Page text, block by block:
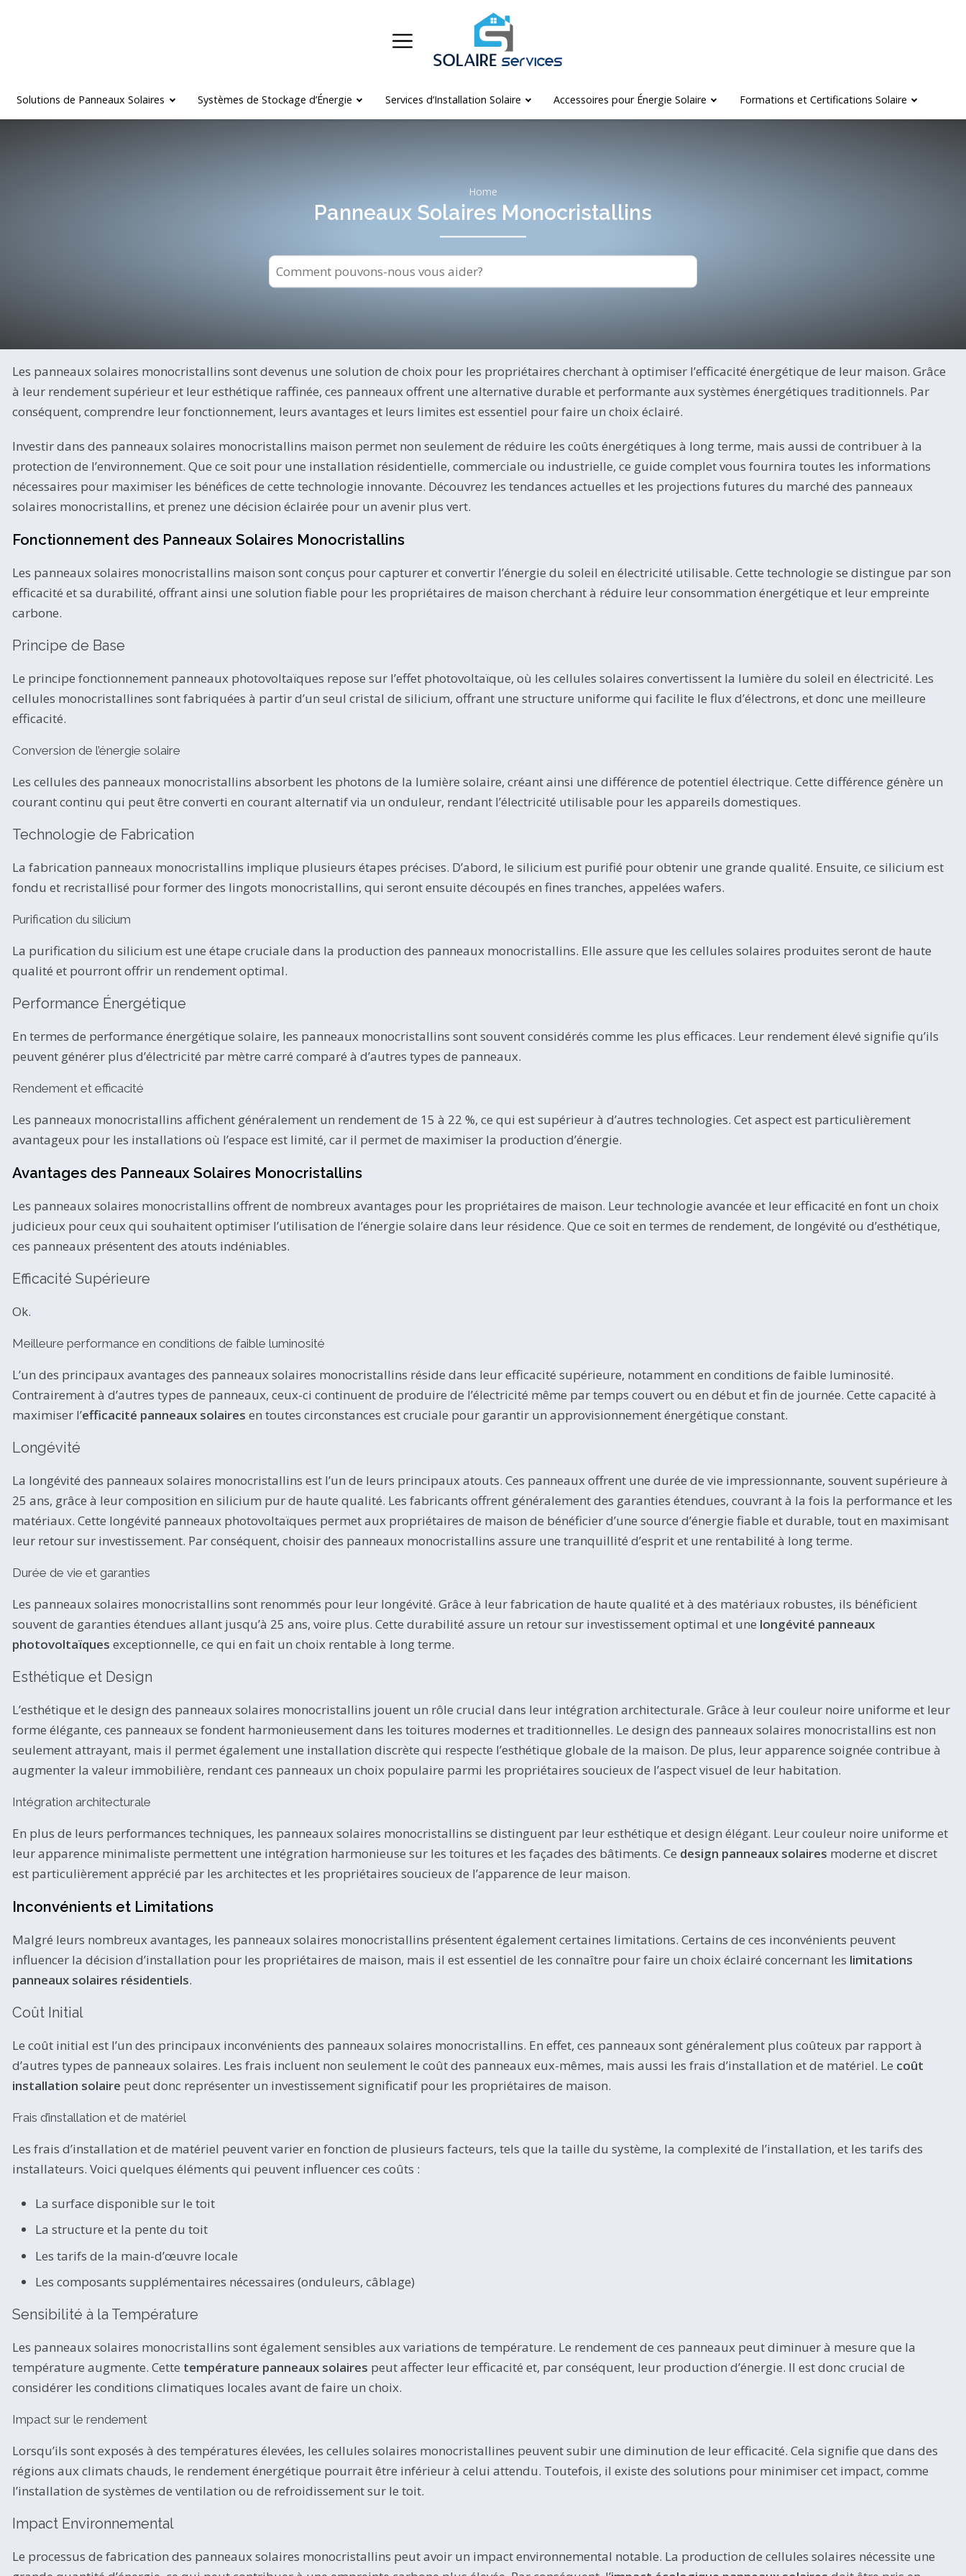
Solutions de Panneaux Solaires Systèmes de Stockage d’Énergie Services d’Installation Solaire Accessoires pour Énergie Solaire Formations et Certifications Solaire
Home
Panneaux Solaires Monocristallins
Les panneaux solaires monocristallins sont devenus une solution de choix pour les propriétaires cherchant à optimiser l’efficacité énergétique de leur maison. Grâce
à leur rendement supérieur et leur esthétique raffinée, ces panneaux offrent une alternative durable et performante aux systèmes énergétiques traditionnels. Par
conséquent, comprendre leur fonctionnement, leurs avantages et leurs limites est essentiel pour faire un choix éclairé.
Investir dans des panneaux solaires monocristallins maison permet non seulement de réduire les coûts énergétiques à long terme, mais aussi de contribuer à la
protection de l’environnement. Que ce soit pour une installation résidentielle, commerciale ou industrielle, ce guide complet vous fournira toutes les informations
nécessaires pour maximiser les bénéfices de cette technologie innovante. Découvrez les tendances actuelles et les projections futures du marché des panneaux
solaires monocristallins, et prenez une décision éclairée pour un avenir plus vert.
Fonctionnement des Panneaux Solaires Monocristallins
Les panneaux solaires monocristallins maison sont conçus pour capturer et convertir l’énergie du soleil en électricité utilisable. Cette technologie se distingue par son
efficacité et sa durabilité, offrant ainsi une solution fiable pour les propriétaires de maison cherchant à réduire leur consommation énergétique et leur empreinte
carbone.
Principe de Base
Le principe fonctionnement panneaux photovoltaïques repose sur l’effet photovoltaïque, où les cellules solaires convertissent la lumière du soleil en électricité. Les
cellules monocristallines sont fabriquées à partir d’un seul cristal de silicium, offrant une structure uniforme qui facilite le flux d’électrons, et donc une meilleure
efficacité.
Conversion de l’énergie solaire
Les cellules des panneaux monocristallins absorbent les photons de la lumière solaire, créant ainsi une différence de potentiel électrique. Cette différence génère un
courant continu qui peut être converti en courant alternatif via un onduleur, rendant l’électricité utilisable pour les appareils domestiques.
Technologie de Fabrication
La fabrication panneaux monocristallins implique plusieurs étapes précises. D’abord, le silicium est purifié pour obtenir une grande qualité. Ensuite, ce silicium est
fondu et recristallisé pour former des lingots monocristallins, qui seront ensuite découpés en fines tranches, appelées wafers.
Purification du silicium
La purification du silicium est une étape cruciale dans la production des panneaux monocristallins. Elle assure que les cellules solaires produites seront de haute
qualité et pourront offrir un rendement optimal.
Performance Énergétique
En termes de performance énergétique solaire, les panneaux monocristallins sont souvent considérés comme les plus efficaces. Leur rendement élevé signifie qu’ils
peuvent générer plus d’électricité par mètre carré comparé à d’autres types de panneaux.
Rendement et efficacité
Les panneaux monocristallins affichent généralement un rendement de 15 à 22 %, ce qui est supérieur à d’autres technologies. Cet aspect est particulièrement
avantageux pour les installations où l’espace est limité, car il permet de maximiser la production d’énergie.
Avantages des Panneaux Solaires Monocristallins
Les panneaux solaires monocristallins offrent de nombreux avantages pour les propriétaires de maison. Leur technologie avancée et leur efficacité en font un choix
judicieux pour ceux qui souhaitent optimiser l’utilisation de l’énergie solaire dans leur résidence. Que ce soit en termes de rendement, de longévité ou d’esthétique,
ces panneaux présentent des atouts indéniables.
Efficacité Supérieure
Ok.
Meilleure performance en conditions de faible luminosité
L’un des principaux avantages des panneaux solaires monocristallins réside dans leur efficacité supérieure, notamment en conditions de faible luminosité.
Contrairement à d’autres types de panneaux, ceux-ci continuent de produire de l’électricité même par temps couvert ou en début et fin de journée. Cette capacité à
maximiser l’efficacité panneaux solaires en toutes circonstances est cruciale pour garantir un approvisionnement énergétique constant.
Longévité
La longévité des panneaux solaires monocristallins est l’un de leurs principaux atouts. Ces panneaux offrent une durée de vie impressionnante, souvent supérieure à
25 ans, grâce à leur composition en silicium pur de haute qualité. Les fabricants offrent généralement des garanties étendues, couvrant à la fois la performance et les
matériaux. Cette longévité panneaux photovoltaïques permet aux propriétaires de maison de bénéficier d’une source d’énergie fiable et durable, tout en maximisant
leur retour sur investissement. Par conséquent, choisir des panneaux monocristallins assure une tranquillité d’esprit et une rentabilité à long terme.
Durée de vie et garanties
Les panneaux solaires monocristallins sont renommés pour leur longévité. Grâce à leur fabrication de haute qualité et à des matériaux robustes, ils bénéficient
souvent de garanties étendues allant jusqu’à 25 ans, voire plus. Cette durabilité assure un retour sur investissement optimal et une longévité panneaux
photovoltaïques exceptionnelle, ce qui en fait un choix rentable à long terme.
Esthétique et Design
L’esthétique et le design des panneaux solaires monocristallins jouent un rôle crucial dans leur intégration architecturale. Grâce à leur couleur noire uniforme et leur
forme élégante, ces panneaux se fondent harmonieusement dans les toitures modernes et traditionnelles. Le design des panneaux solaires monocristallins est non
seulement attrayant, mais il permet également une installation discrète qui respecte l’esthétique globale de la maison. De plus, leur apparence soignée contribue à
augmenter la valeur immobilière, rendant ces panneaux un choix populaire parmi les propriétaires soucieux de l’aspect visuel de leur habitation.
Intégration architecturale
En plus de leurs performances techniques, les panneaux solaires monocristallins se distinguent par leur esthétique et design élégant. Leur couleur noire uniforme et
leur apparence minimaliste permettent une intégration harmonieuse sur les toitures et les façades des bâtiments. Ce design panneaux solaires moderne et discret
est particulièrement apprécié par les architectes et les propriétaires soucieux de l’apparence de leur maison.
Inconvénients et Limitations
Malgré leurs nombreux avantages, les panneaux solaires monocristallins présentent également certaines limitations. Certains de ces inconvénients peuvent
influencer la décision d’installation pour les propriétaires de maison, mais il est essentiel de les connaître pour faire un choix éclairé concernant les limitations
panneaux solaires résidentiels.
Coût Initial
Le coût initial est l’un des principaux inconvénients des panneaux solaires monocristallins. En effet, ces panneaux sont généralement plus coûteux par rapport à
d’autres types de panneaux solaires. Les frais incluent non seulement le coût des panneaux eux-mêmes, mais aussi les frais d’installation et de matériel. Le coût
installation solaire peut donc représenter un investissement significatif pour les propriétaires de maison.
Frais d’installation et de matériel
Les frais d’installation et de matériel peuvent varier en fonction de plusieurs facteurs, tels que la taille du système, la complexité de l’installation, et les tarifs des
installateurs. Voici quelques éléments qui peuvent influencer ces coûts :
La surface disponible sur le toit
La structure et la pente du toit
Les tarifs de la main-d’œuvre locale
Les composants supplémentaires nécessaires (onduleurs, câblage)
Sensibilité à la Température
Les panneaux solaires monocristallins sont également sensibles aux variations de température. Le rendement de ces panneaux peut diminuer à mesure que la
température augmente. Cette température panneaux solaires peut affecter leur efficacité et, par conséquent, leur production d’énergie. Il est donc crucial de
considérer les conditions climatiques locales avant de faire un choix.
Impact sur le rendement
Lorsqu’ils sont exposés à des températures élevées, les cellules solaires monocristallines peuvent subir une diminution de leur efficacité. Cela signifie que dans des
régions aux climats chauds, le rendement énergétique pourrait être inférieur à celui attendu. Toutefois, il existe des solutions pour minimiser cet impact, comme
l’installation de systèmes de ventilation ou de refroidissement sur le toit.
Impact Environnemental
Le processus de fabrication des panneaux solaires monocristallins peut avoir un impact environnemental notable. La production de cellules solaires nécessite une